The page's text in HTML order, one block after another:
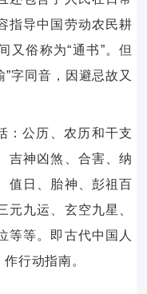
指导中国劳动农民耕
又俗称为“通书”。但
”字同音，因避忌故又
：公历、农历和干支
吉神凶煞、合害、纳
值日、胎神、彭祖百
元九运、玄空九星、
等等。即古代中国人
行动指南。